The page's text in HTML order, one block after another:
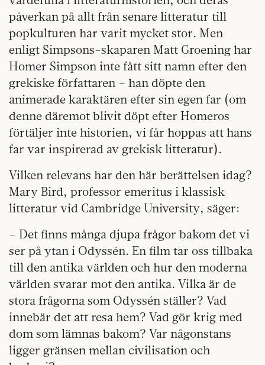
påverkan på allt från senare litteratur till
popkulturen har varit mycket stor. Men
enligt Simpsons-skaparen Matt Groening har
Homer Simpson inte fått sitt namn efter den
grekiske författaren – han döpte den
animerade karaktären efter sin egen far (om
denne däremot blivit döpt efter Homeros
förtäljer inte historien, vi får hoppas att hans
far var inspirerad av grekisk litteratur).
Vilken relevans har den här berättelsen idag?
Mary Bird, professor emeritus i klassisk
litteratur vid Cambridge University, säger:
– Det finns många djupa frågor bakom det vi
ser på ytan i Odyssén. En film tar oss tillbaka
till den antika världen och hur den moderna
världen svarar mot den antika. Vilka är de
stora frågorna som Odyssén ställer? Vad
innebär det att resa hem? Vad gör krig med
dom som lämnas bakom? Var någonstans
ligger gränsen mellan civilisation och